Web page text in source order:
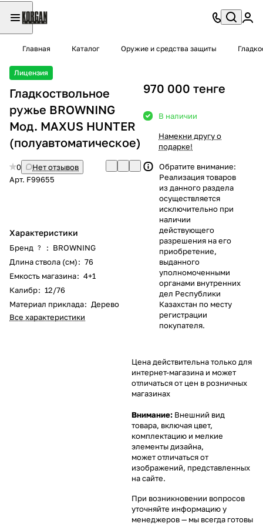
Главная Каталог Оружие и средства защиты
Лицензия
Гладкоствольное
ружье BROWNING
Мод. MAXUS HUNTER
(полуавтоматическое)
0
Нет отзывов
Арт. F99655
Характеристики
Бренд ? : BROWNING
Длина ствола (см): 76
Емкость магазина: 4+1
Калибр: 12/76
Материал приклада: Дерево
Все характеристики
970 000 тенге
В наличии
Намекни другу о
подарке!
Обратите внимание:
Реализация товаров
из данного раздела
осуществляется
исключительно при
наличии
действующего
разрешения на его
приобретение,
выданного
уполномоченными
органами внутренних
дел Республики
Казахстан по месту
регистрации
покупателя.
Цена действительна только для
интернет-магазина и может
отличаться от цен в розничных
магазинах
Внимание: Внешний вид
товара, включая цвет,
комплектацию и мелкие
элементы дизайна,
может отличаться от
изображений, представленных
на сайте.
При возникновении вопросов
уточняйте информацию у
менеджеров— мы всегда готовы